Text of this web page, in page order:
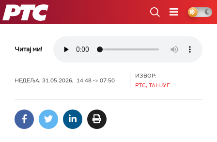
РТС
Читај ми!
НЕДЕЉА, 31.05.2026, 14:48 -> 07:50
ИЗВОР:
РТС, ТАНЈУГ